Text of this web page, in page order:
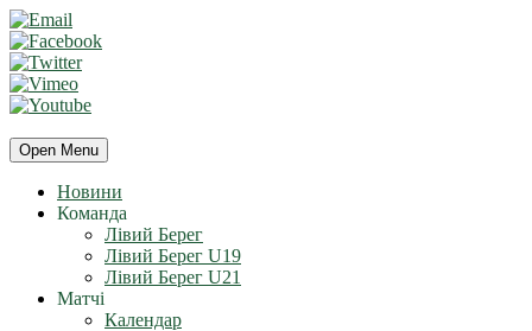
Open Menu
Новини
Команда
Лівий Берег
Лівий Берег U19
Лівий Берег U21
Матчі
Календар